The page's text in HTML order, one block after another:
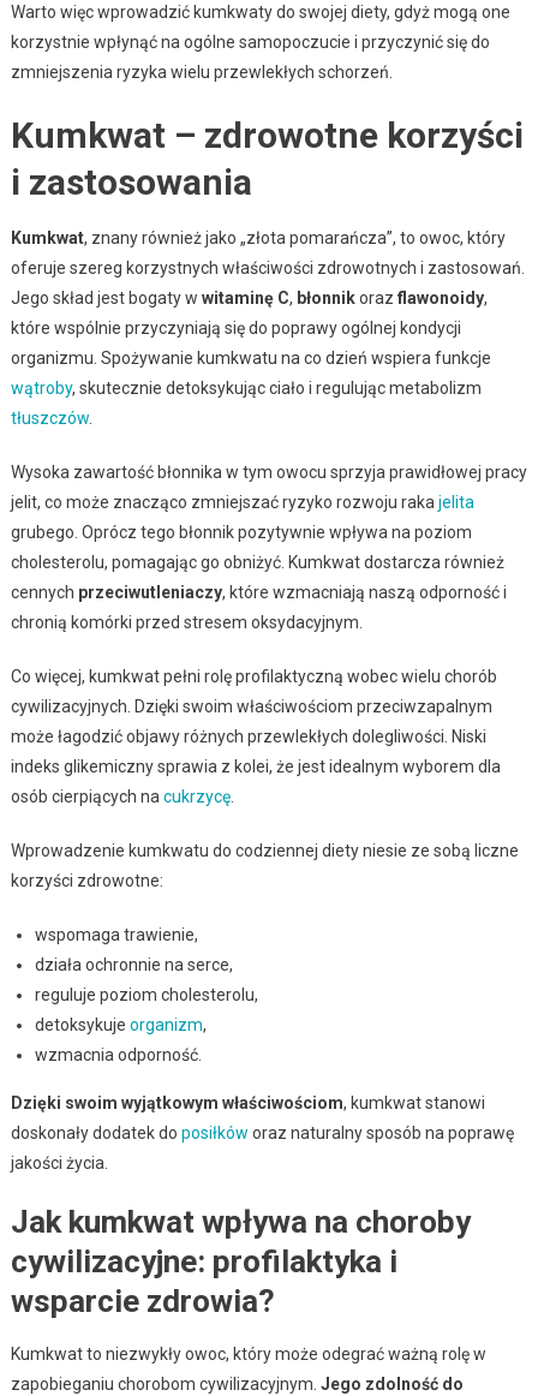
Warto więc wprowadzić kumkwaty do swojej diety, gdyż mogą one
korzystnie wpłynąć na ogólne samopoczucie i przyczynić się do
zmniejszenia ryzyka wielu przewlekłych schorzeń.
Kumkwat – zdrowotne korzyści
i zastosowania
Kumkwat, znany również jako „złota pomarańcza”, to owoc, który
oferuje szereg korzystnych właściwości zdrowotnych i zastosowań.
Jego skład jest bogaty w witaminę C, błonnikoraz flawonoidy,
które wspólnie przyczyniają się do poprawy ogólnej kondycji
organizmu. Spożywanie kumkwatu na co dzień wspiera funkcje
wątroby, skutecznie detoksykując ciało i regulując metabolizm
tłuszczów.
Wysoka zawartość błonnika w tym owocu sprzyja prawidłowej pracy
jelit, co może znacząco zmniejszać ryzyko rozwoju raka jelita
grubego. Oprócz tego błonnik pozytywnie wpływa na poziom
cholesterolu, pomagając go obniżyć. Kumkwat dostarcza również
cennych przeciwutleniaczy, które wzmacniają naszą odporność i
chronią komórki przed stresem oksydacyjnym.
Co więcej, kumkwat pełni rolę profilaktyczną wobec wielu chorób
cywilizacyjnych. Dzięki swoim właściwościom przeciwzapalnym
może łagodzić objawy różnych przewlekłych dolegliwości. Niski
indeks glikemiczny sprawia z kolei, że jest idealnym wyborem dla
osób cierpiących na cukrzycę.
Wprowadzenie kumkwatu do codziennej diety niesie ze sobą liczne
korzyści zdrowotne:
wspomaga trawienie,
działa ochronnie na serce,
reguluje poziom cholesterolu,
detoksykuje organizm,
wzmacnia odporność.
Dzięki swoim wyjątkowym właściwościom, kumkwat stanowi
doskonały dodatek do posiłków oraz naturalny sposób na poprawę
jakości życia.
Jak kumkwat wpływa na choroby
cywilizacyjne: profilaktyka i
wsparcie zdrowia?
Kumkwat to niezwykły owoc, który może odegrać ważną rolę w
zapobieganiu chorobom cywilizacyjnym. Jego zdolność do